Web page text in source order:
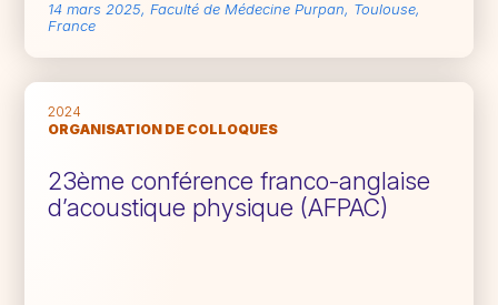
14 mars 2025, Faculté de Médecine Purpan, Toulouse,
France
2024
ORGANISATION DE COLLOQUES
23ème conférence franco-anglaise
d’acoustique physique (AFPAC)